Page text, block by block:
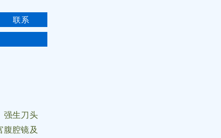
联系
强生刀头
腹腔镜及